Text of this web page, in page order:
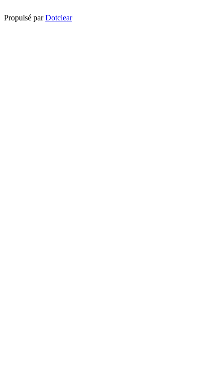
Propulsé parDotclear